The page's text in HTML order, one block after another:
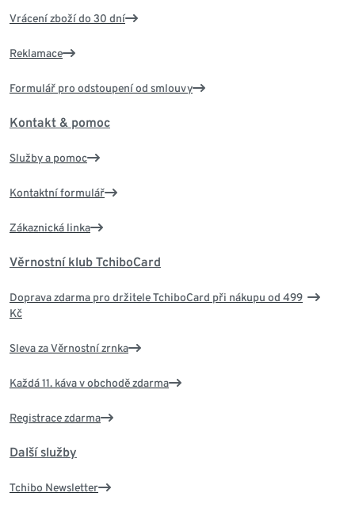
Vrácení zboží do 30 dní
Reklamace
Formulář pro odstoupení od smlouvy
Kontakt & pomoc
Služby a pomoc
Kontaktní formulář
Zákaznická linka
Věrnostní klub TchiboCard
Doprava zdarma pro držitele TchiboCard při nákupu od 499
Kč
Sleva za Věrnostní zrnka
Každá 11. káva v obchodě zdarma
Registrace zdarma
Další služby
Tchibo Newsletter